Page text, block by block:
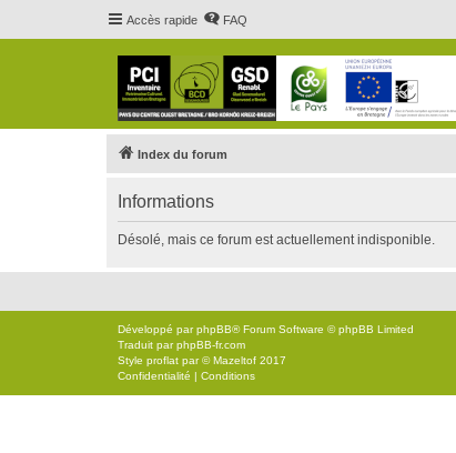
Accès rapide FAQ
Index du forum
Informations
Désolé, mais ce forum est actuellement indisponible.
Développé parphpBB® Forum Software © phpBB Limited
Traduit parphpBB-fr.com
Style proflat par ©Mazeltof 2017
Confidentialité | Conditions